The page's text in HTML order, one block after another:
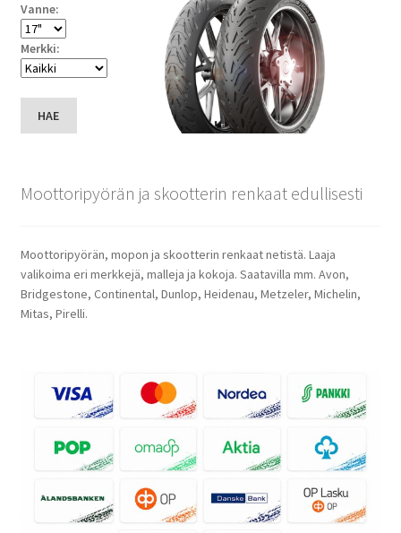
Vanne:
Merkki:
HAE
Moottoripyörän ja skootterin renkaat edullisesti
Moottoripyörän, mopon ja skootterin renkaat netistä. Laaja
valikoima eri merkkejä, malleja ja kokoja. Saatavilla mm. Avon,
Bridgestone, Continental, Dunlop, Heidenau, Metzeler, Michelin,
Mitas, Pirelli.